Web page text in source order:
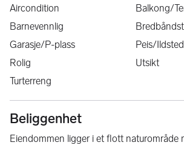
Aircondition
Balkong/
Barnevennlig
Garasje/P-plass
Peis/Ildsted
Rolig
Utsikt
Turterreng
Beliggenhet
Eiendommen ligger i et flott naturområde